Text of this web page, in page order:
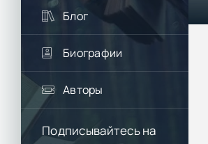
Блог
Биографии
Авторы
Подписывайтесь на